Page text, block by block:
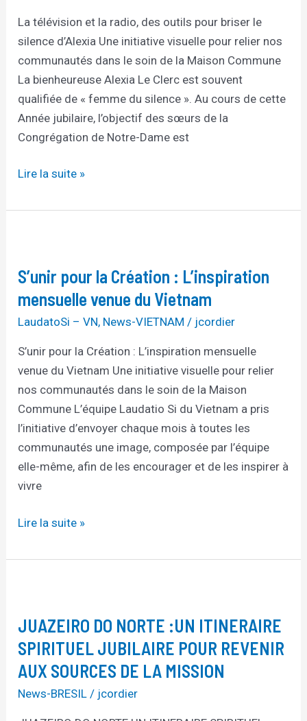
La télévision et la radio, des outils pour briser le
silence d’Alexia Une initiative visuelle pour relier nos
communautés dans le soin de la Maison Commune
La bienheureuse Alexia Le Clerc est souvent
qualifiée de « femme du silence ». Au cours de cette
Année jubilaire, l’objectif des sœurs de la
Congrégation de Notre-Dame est
outils
pour
briser
le
silence
d’Alexia
Lire la suite »
S’unir pour la Création : L’inspiration
mensuelle venue du Vietnam
LaudatoSi – VN, News-VIETNAM / jcordier
S’unir pour la Création : L’inspiration mensuelle
venue du Vietnam Une initiative visuelle pour relier
nos communautés dans le soin de la Maison
Commune L’équipe Laudatio Si du Vietnam a pris
l’initiative d’envoyer chaque mois à toutes les
communautés une image, composée par l’équipe
elle-même, afin de les encourager et de les inspirer à
vivre
la
Création
mensuelle
venue
du
Vietnam
Lire la suite »
JUAZEIRO DO NORTE :UN ITINERAIRE
SPIRITUEL JUBILAIRE POUR REVENIR
AUX SOURCES DE LA MISSION
News-BRESIL / jcordier
NORTE
:UN
ITINERAIRE
SPIRITUEL
JUBILAIRE